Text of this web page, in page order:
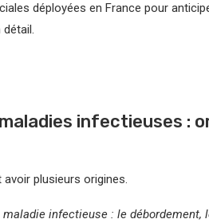
déployées en France pour
infectieuses :
plusieurs origines.
infectieuse : le débordement,